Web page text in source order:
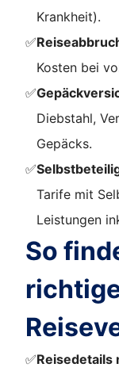
Krankheit).
✅
Kosten bei
✅
Diebstahl,
Gepäcks.
✅
Tarife mit
Leistungen
So
✅Reisedetails